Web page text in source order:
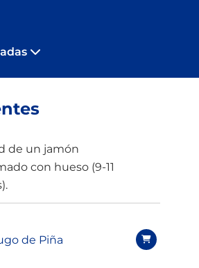
de un jamón
con hueso (9-11
de Piña